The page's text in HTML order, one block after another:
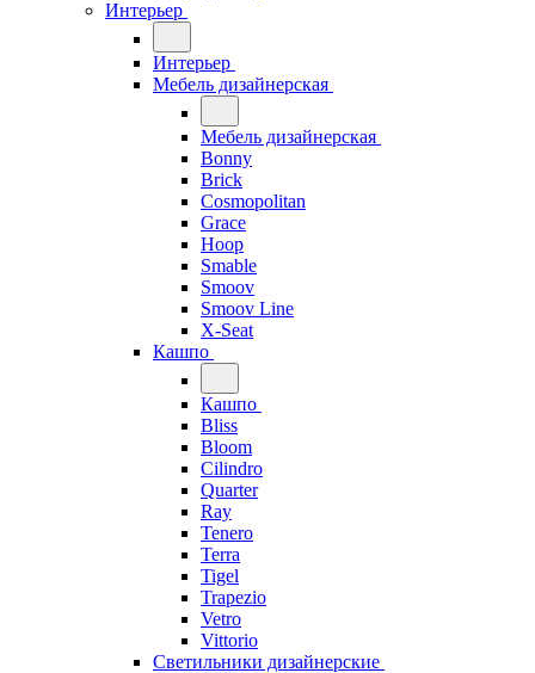
Интерьер
Интерьер
Мебель дизайнерская
Мебель дизайнерская
Bonny
Brick
Cosmopolitan
Grace
Hoop
Smable
Smoov
Smoov Line
X-Seat
Кашпо
Кашпо
Bliss
Bloom
Cilindro
Quarter
Ray
Tenero
Terra
Tigel
Trapezio
Vetro
Vittorio
Светильники дизайнерские